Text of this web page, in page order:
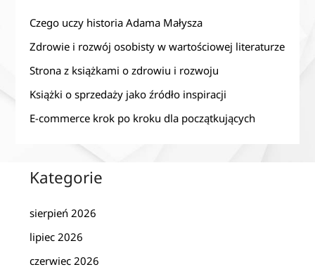
Czego uczy historia Adama Małysza
Zdrowie i rozwój osobisty w wartościowej literaturze
Strona z książkami o zdrowiu i rozwoju
Książki o sprzedaży jako źródło inspiracji
E-commerce krok po kroku dla początkujących
Kategorie
sierpień 2026
lipiec 2026
czerwiec 2026